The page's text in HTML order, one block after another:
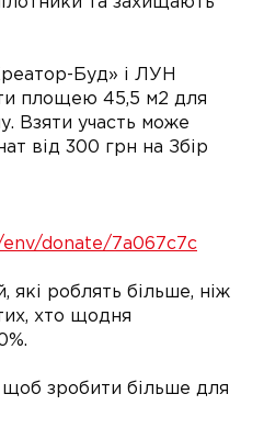
Буд» і ЛУН
площею 45,5 м2 для
Взяти участь може
від 300 грн на Збір
donate/7a067c7c
які роблять більше, ніж
хто щодня
зробити більше для